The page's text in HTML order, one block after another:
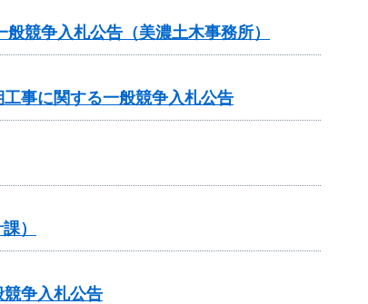
競争入札公告（美濃土木事務所）
事に関する一般競争入札公告
）
争入札公告